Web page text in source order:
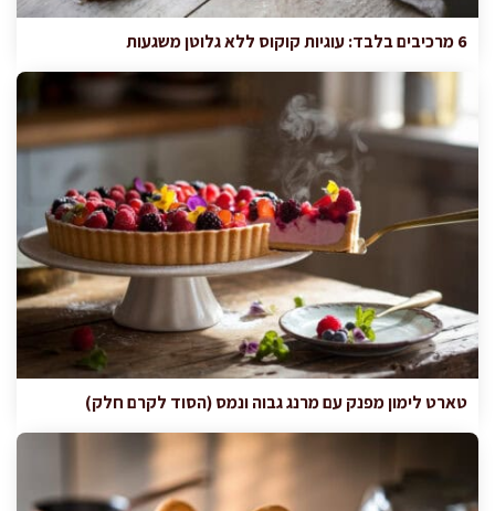
6 מרכיבים בלבד: עוגיות קוקוס ללא גלוטן משגעות
טארט לימון מפנק עם מרנג גבוה ונמס (הסוד לקרם חלק)